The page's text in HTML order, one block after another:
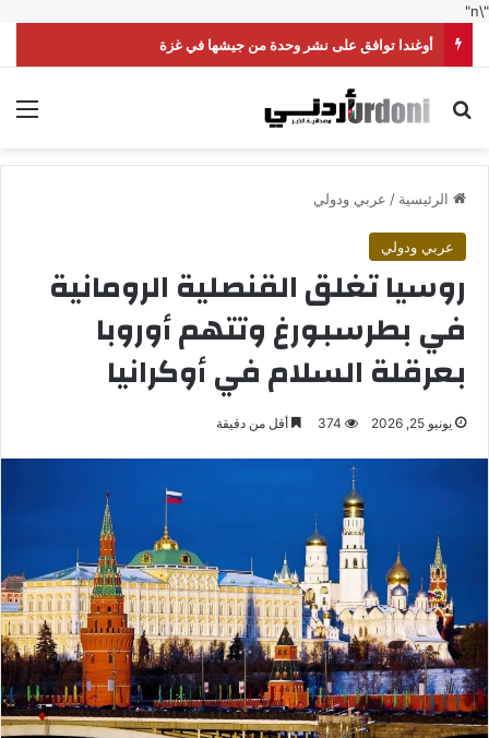
"\n"
أوغندا توافق على نشر وحدة من جيشها في غزة
بحث عن
الرئيسية / عربي ودولي
عربي ودولي
روسيا تغلق القنصلية الرومانية
في بطرسبورغ وتتهم أوروبا
بعرقلة السلام في أوكرانيا
يونيو 25, 2026 374 أقل من دقيقة